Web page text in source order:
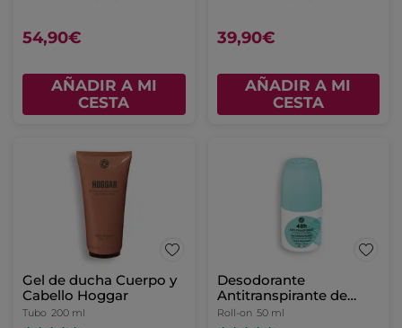
54,90€
AÑADIR A MI
CESTA
39,90€
AÑADIR A MI
CESTA
Gel de ducha Cuerpo y
Cabello Hoggar
Tubo 200 ml
Desodorante
Antitranspirante de
Alga de Bretaña
Roll-on 50 ml